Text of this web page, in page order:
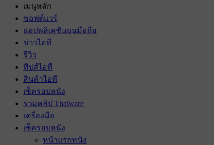
เมนูหลัก
ซอฟต์แวร์
แอปพลิเคชันบนมือถือ
ข่าวไอที
รีวิว
ทิปส์ไอที
สินค้าไอที
เช็ครอบหนัง
รวมคลิป Thaiware
เครื่องมือ
เช็ครอบหนัง
หน้าแรกหนัง